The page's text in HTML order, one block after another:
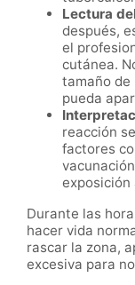
Lectura
después,
el
cutánea.
tamaño de
pueda
reacción
factores
exposición
Durante las
hacer vida
rascar la zona,
excesiva para